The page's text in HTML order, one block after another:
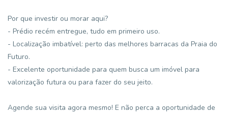
Por que investir ou morar aqui?
- Prédio recém entregue, tudo em primeiro uso.
- Localização imbatível: perto das melhores barracas da Praia do
Futuro.
- Excelente oportunidade para quem busca um imóvel para
valorização futura ou para fazer do seu jeito.
Agende sua visita agora mesmo! E não perca a oportunidade de